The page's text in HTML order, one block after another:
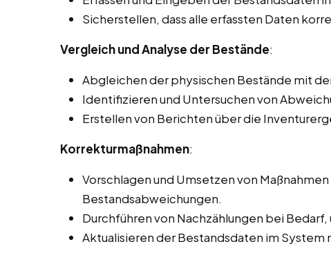
Sicherstellen, dass alle erfassten Daten
Vergleich und Analyse der Bestände:
Abgleichen der physischen Bestände mit
Identifizieren und Untersuchen von
Erstellen von Berichten über die
Korrekturmaßnahmen:
Vorschlagen und Umsetzen von
Bestandsabweichungen.
Durchführen von Nachzählungen bei
Aktualisieren der Bestandsdaten im System